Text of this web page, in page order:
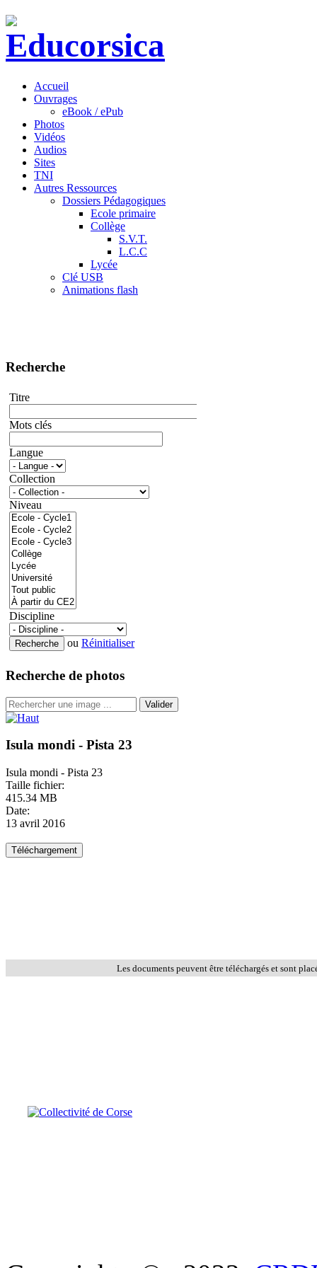
Accueil
Ouvrages
eBook / ePub
Photos
Vidéos
Audios
Sites
TNI
Autres Ressources
Dossiers Pédagogiques
Ecole primaire
Collège
S.V.T.
L.C.C
Lycée
Clé USB
Animations flash
Recherche
Titre
Mots clés
Langue
Collection
Niveau
Discipline
ou Réinitialiser
Recherche de photos
Valider
Isula mondi - Pista 23
Isula mondi - Pista 23
Taille fichier:
415.34 MB
Date:
13 avril 2016
Les documents peuvent être téléchargés et sont